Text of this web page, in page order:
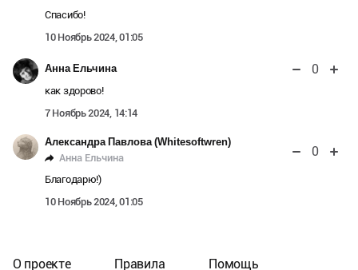
Спасибо!
10 Ноябрь 2024, 01:05
Анна Ельчина 0
как здорово!
7 Ноябрь 2024, 14:14
Александра Павлова (Whitesoftwren)
Анна Ельчина
0
Благодарю!)
10 Ноябрь 2024, 01:05
О проекте Правила Помощь